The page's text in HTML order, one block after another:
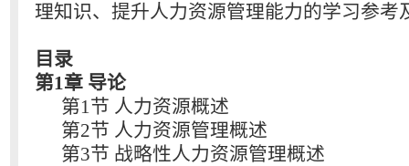
理知识、提升人力资源管理能力的学习参考
目录
第1章 导论
第1节 人力资源概述
第2节 人力资源管理概述
第3节 战略性人力资源管理概述